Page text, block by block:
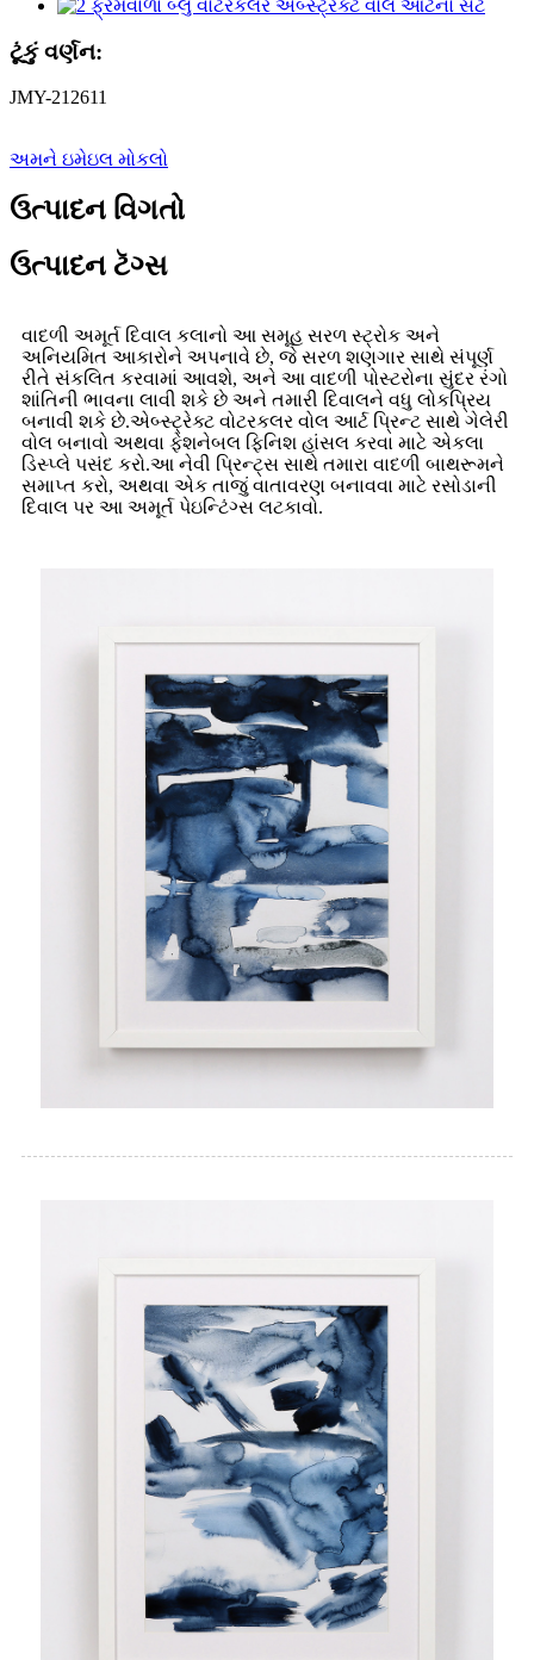
ટૂંકું વર્ણન:
JMY-212611
અમને ઇમેઇલ મોકલો
ઉત્પાદન વિગતો
ઉત્પાદન ટૅગ્સ
વાદળી અમૂર્ત દિવાલ કલાનો આ સમૂહ સરળ સ્ટ્રોક અને
અનિયમિત આકારોને અપનાવે છે, જે સરળ શણગાર સાથે સંપૂર્ણ
રીતે સંકલિત કરવામાં આવશે, અને આ વાદળી પોસ્ટરોના સુંદર રંગો
શાંતિની ભાવના લાવી શકે છે અને તમારી દિવાલને વધુ લોકપ્રિય
બનાવી શકે છે.એબ્સ્ટ્રેક્ટ વોટરકલર વોલ આર્ટ પ્રિન્ટ સાથે ગેલેરી
વોલ બનાવો અથવા ફેશનેબલ ફિનિશ હાંસલ કરવા માટે એકલા
ડિસ્પ્લે પસંદ કરો.આ નેવી પ્રિન્ટ્સ સાથે તમારા વાદળી બાથરૂમને
સમાપ્ત કરો, અથવા એક તાજું વાતાવરણ બનાવવા માટે રસોડાની
દિવાલ પર આ અમૂર્ત પેઇન્ટિંગ્સ લટકાવો.